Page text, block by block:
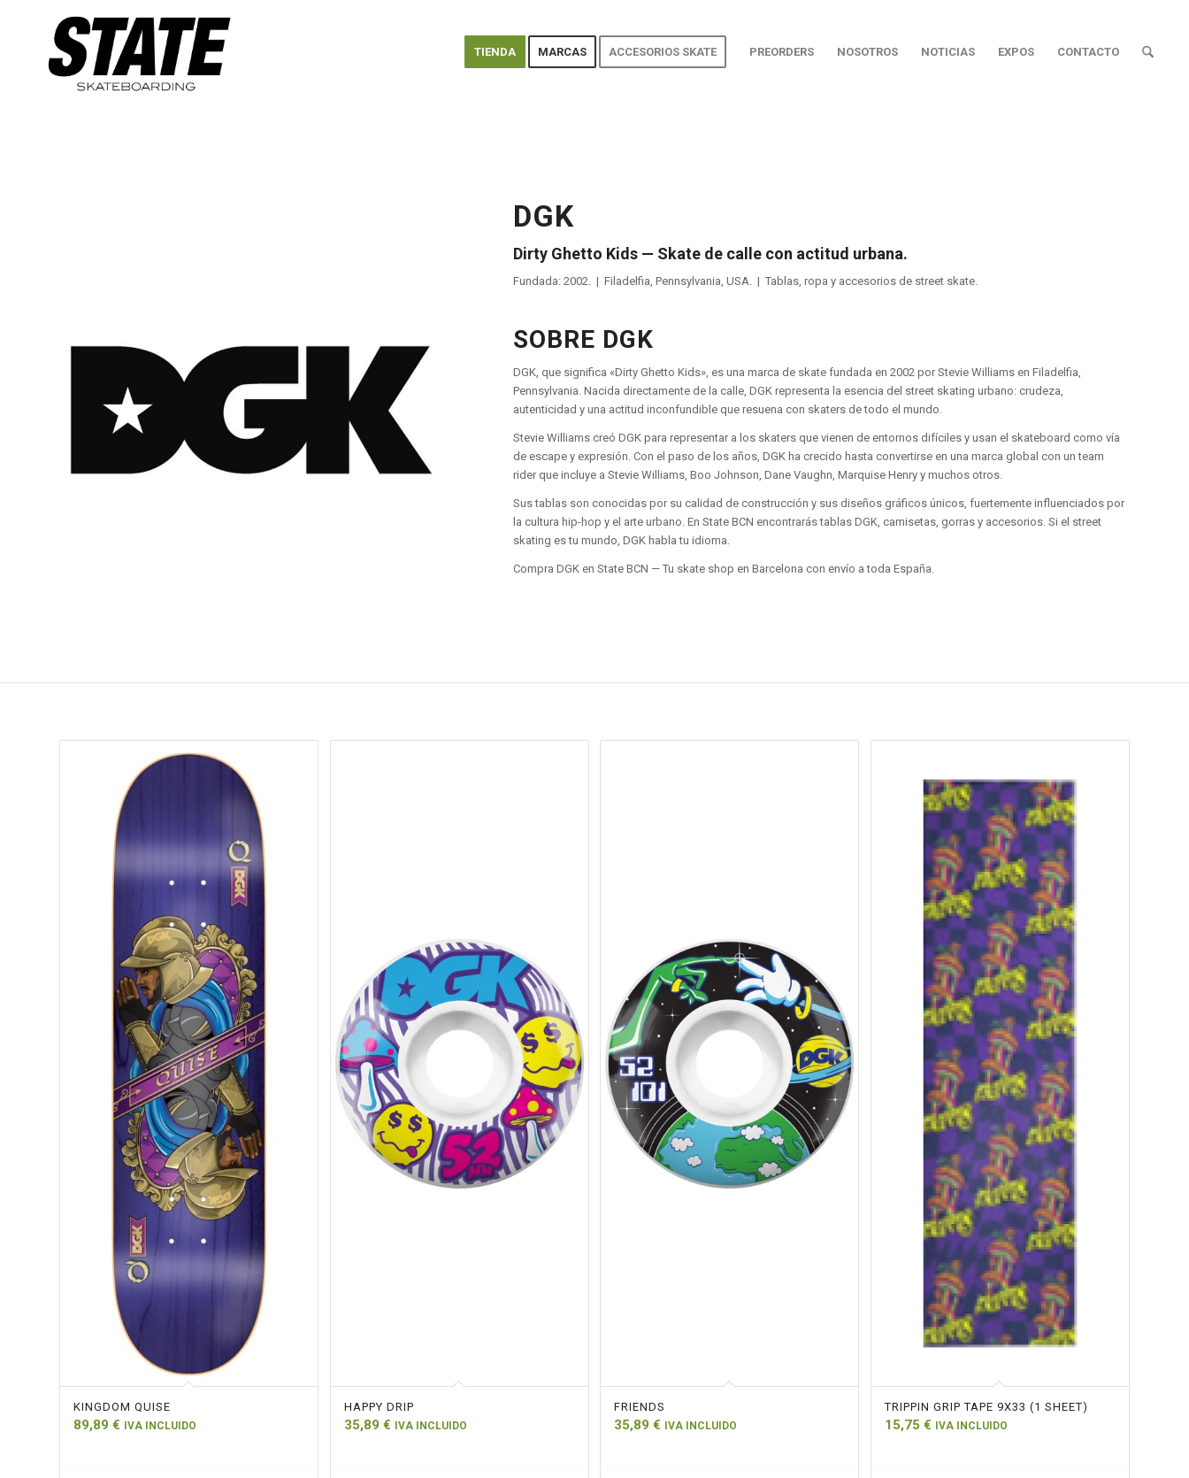
TIENDA MARCAS ACCESORIOS SKATE PREORDERS NOSOTROS NOTICIAS EXPOS CONTACTO
DGK
Dirty Ghetto Kids — Skate de calle con actitud urbana.
Fundada: 2002. | Filadelfia, Pennsylvania, USA. | Tablas, ropa y accesorios de street skate.
SOBRE DGK
DGK, que significa «Dirty Ghetto Kids», es una marca de skate fundada en 2002 por Stevie Williams en Filadelfia,
Pennsylvania. Nacida directamente de la calle, DGK representa la esencia del street skating urbano: crudeza,
autenticidad y una actitud inconfundible que resuena con skaters de todo el mundo.
Stevie Williams creó DGK para representar a los skaters que vienen de entornos difíciles y usan el skateboard como vía
de escape y expresión. Con el paso de los años, DGK ha crecido hasta convertirse en una marca global con un team
rider que incluye a Stevie Williams, Boo Johnson, Dane Vaughn, Marquise Henry y muchos otros.
Sus tablas son conocidas por su calidad de construcción y sus diseños gráficos únicos, fuertemente influenciados por
la cultura hip-hop y el arte urbano. En State BCN encontrarás tablas DGK, camisetas, gorras y accesorios. Si el street
skating es tu mundo, DGK habla tu idioma.
Compra DGK en State BCN — Tu skate shop en Barcelona con envío a toda España.
KINGDOM QUISE
89,89 € IVA INCLUIDO
HAPPY DRIP
35,89 € IVA INCLUIDO
FRIENDS
35,89€ IVA INCLUIDO
TRIPPIN GRIP TAPE 9X33 (1 SHEET)
15,75 € IVA INCLUIDO